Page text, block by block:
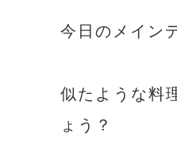
今日のメイン
似たような料
ょう？